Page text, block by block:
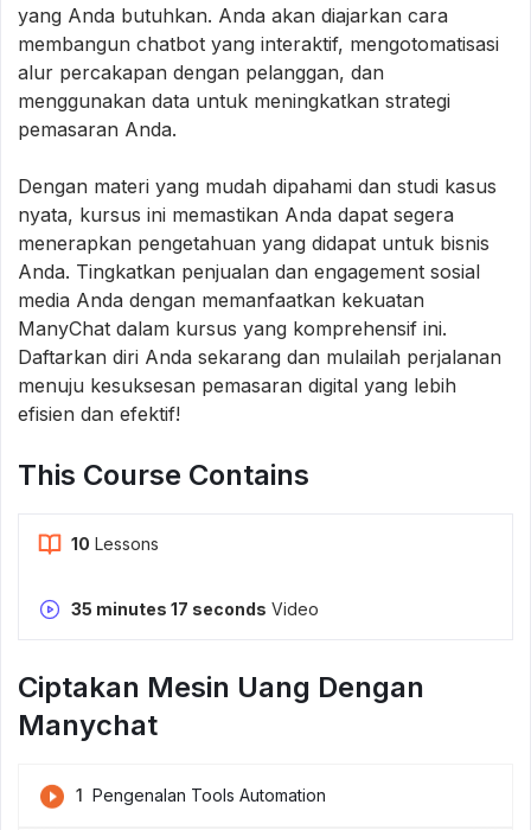
yang Anda butuhkan. Anda akan diajarkan cara
membangun chatbot yang interaktif, mengotomatisasi
alur percakapan dengan pelanggan, dan
menggunakan data untuk meningkatkan strategi
pemasaran Anda.
Dengan materi yang mudah dipahami dan studi kasus
nyata, kursus ini memastikan Anda dapat segera
menerapkan pengetahuan yang didapat untuk bisnis
Anda. Tingkatkan penjualan dan engagement sosial
media Anda dengan memanfaatkan kekuatan
ManyChat dalam kursus yang komprehensif ini.
Daftarkan diri Anda sekarang dan mulailah perjalanan
menuju kesuksesan pemasaran digital yang lebih
efisien dan efektif!
This Course Contains
10 Lessons
35 minutes 17 seconds Video
Ciptakan Mesin Uang Dengan
Manychat
1 Pengenalan Tools Automation